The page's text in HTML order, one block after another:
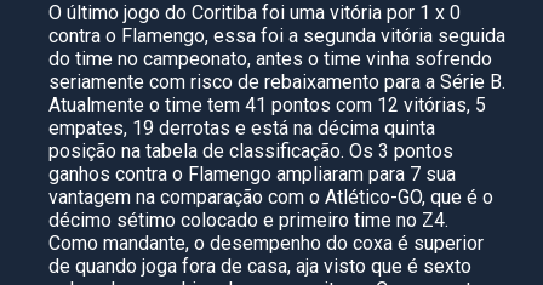
O último jogo do Coritiba foi uma vitória por 1 x 0
contra o Flamengo, essa foi a segunda vitória seguida
do time no campeonato, antes o time vinha sofrendo
seriamente com risco de rebaixamento para a Série B.
Atualmente o time tem 41 pontos com 12 vitórias, 5
empates, 19 derrotas e está na décima quinta
posição na tabela de classificação. Os 3 pontos
ganhos contra o Flamengo ampliaram para 7 sua
vantagem na comparação com o Atlético-GO, que é o
décimo sétimo colocado e primeiro time no Z4.
Como mandante, o desempenho do coxa é superior
de quando joga fora de casa, aja visto que é sexto